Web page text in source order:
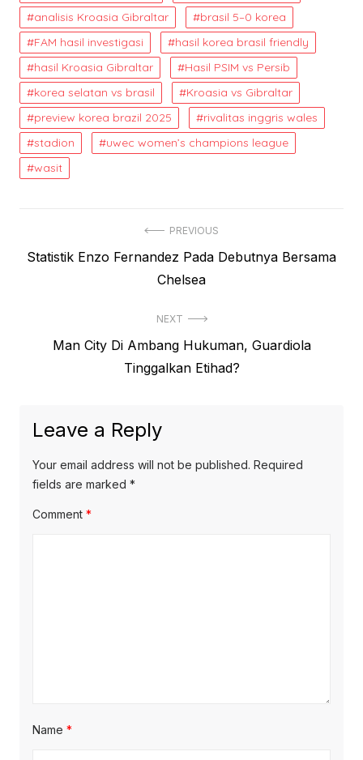
analisis Kroasia Gibraltar
brasil 5–0 korea
FAM hasil investigasi
hasil korea brasil friendly
hasil Kroasia Gibraltar
Hasil PSIM vs Persib
korea selatan vs brasil
Kroasia vs Gibraltar
preview korea brazil 2025
rivalitas inggris wales
stadion
uwec women’s champions league
wasit
navigation
PREVIOUS
Previous
Statistik Enzo Fernandez Pada Debutnya Bersama
Chelsea
NEXT
NextMan City Di Ambang Hukuman, Guardiola
Tinggalkan Etihad?
Leave a Reply
Your email address will not be published. Required
fields are marked *
Comment *
Name *